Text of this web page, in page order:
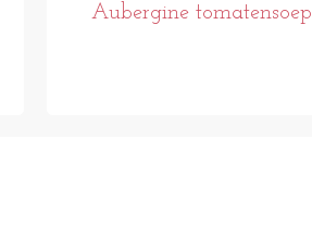
Aubergine tomatensoep